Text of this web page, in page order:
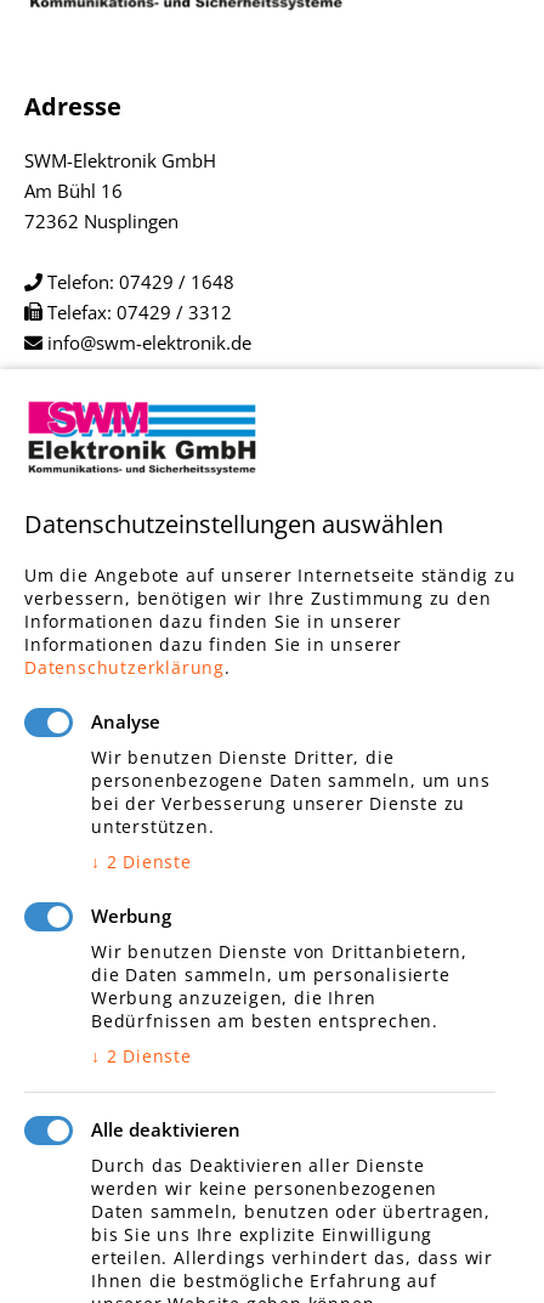
Adresse
SWM-Elektronik GmbH
Am Bühl 16
72362 Nusplingen
Telefon: 07429 / 1648
Telefax: 07429 / 3312
info@swm-elektronik.de
Links
Elektroinstallationen
Brandmeldeanlagen
Alarmanlagen
Einbruchschutz
Zutrittskontrolle
Gebäudetechnik
Daten und Netzwerktechnik/
Telefonanlagen
Unternehmen
Impressum
Datenschutz
Öffnungszeiten
Dienstag
07:00 – 17:00
07:00 – 17:00
Datenschutzeinstellungen auswählen
Um die Angebote auf unserer Internetseite ständig zu
verbessern, benötigen wir Ihre Zustimmung zu den
Informationen dazu finden Sie in unserer
Informationen dazu finden Sie in unserer
Datenschutzerklärung.
Analyse
Wir benutzen Dienste Dritter, die
personenbezogene Daten sammeln, um uns
bei der Verbesserung unserer Dienste zu
unterstützen.
↓ 2 Dienste
Werbung
Wir benutzen Dienste von Drittanbietern,
die Daten sammeln, um personalisierte
Werbung anzuzeigen, die Ihren
Bedürfnissen am besten entsprechen.
↓ 2 Dienste
Alle deaktivieren
Durch das Deaktivieren aller Dienste
werden wir keine personenbezogenen
Daten sammeln, benutzen oder übertragen,
bis Sie uns Ihre explizite Einwilligung
erteilen. Allerdings verhindert das, dass wir
Ihnen die bestmögliche Erfahrung auf